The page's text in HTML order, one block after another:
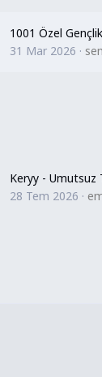
1001 Özel
31 Mar 2026
Keryy - Umutsuz
28 Tem 2026